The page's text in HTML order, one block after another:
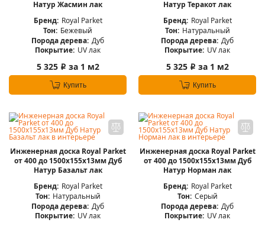
Натур Жасмин лак
Бренд: Royal Parket
Тон: Бежевый
Порода дерева: Дуб
Покрытие: UV лак
5 325 i за 1 м2
Купить
Натур Теракот лак
Бренд: Royal Parket
Тон: Натуральный
Порода дерева: Дуб
Покрытие: UV лак
5 325 i за 1 м2
Купить
Инженерная доска Royal Parket
от 400 до 1500х155х13мм Дуб
Натур Базальт лак
Бренд: Royal Parket
Тон: Натуральный
Порода дерева: Дуб
Покрытие: UV лак
Инженерная доска Royal Parket
от 400 до 1500х155х13мм Дуб
Натур Норман лак
Бренд: Royal Parket
Тон: Серый
Порода дерева: Дуб
Покрытие: UV лак